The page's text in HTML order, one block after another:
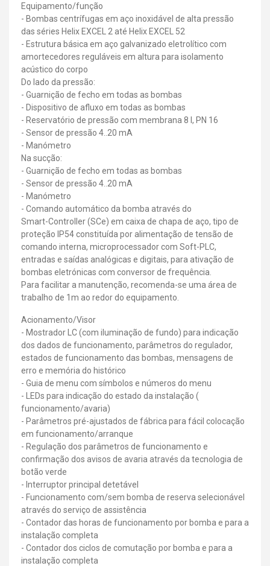
Equipamento/função
- Bombas centrífugas em aço inoxidável de alta pressão
das séries Helix EXCEL 2 até Helix EXCEL 52
- Estrutura básica em aço galvanizado eletrolítico com
amortecedores reguláveis em altura para isolamento
acústico do corpo
Do lado da pressão:
- Guarnição de fecho em todas as bombas
- Dispositivo de afluxo em todas as bombas
- Reservatório de pressão com membrana 8 l, PN 16
- Sensor de pressão 4..20 mA
- Manómetro
Na sucção:
- Guarnição de fecho em todas as bombas
- Sensor de pressão 4..20 mA
- Manómetro
- Comando automático da bomba através do
Smart-Controller (SCe) em caixa de chapa de aço, tipo de
proteção IP54 constituída por alimentação de tensão de
comando interna, microprocessador com Soft-PLC,
entradas e saídas analógicas e digitais, para ativação de
bombas eletrónicas com conversor de frequência.
Para facilitar a manutenção, recomenda-se uma área de
trabalho de 1m ao redor do equipamento.
Acionamento/Visor
- Mostrador LC (com iluminação de fundo) para indicação
dos dados de funcionamento, parâmetros do regulador,
estados de funcionamento das bombas, mensagens de
erro e memória do histórico
- Guia de menu com símbolos e números do menu
- LEDs para indicação do estado da instalação (
funcionamento/avaria)
- Parâmetros pré-ajustados de fábrica para fácil colocação
em funcionamento/arranque
- Regulação dos parâmetros de funcionamento e
confirmação dos avisos de avaria através da tecnologia de
botão verde
- Interruptor principal detetável
- Funcionamento com/sem bomba de reserva selecionável
através do serviço de assistência
- Contador das horas de funcionamento por bomba e para a
instalação completa
- Contador dos ciclos de comutação por bomba e para a
instalação completa